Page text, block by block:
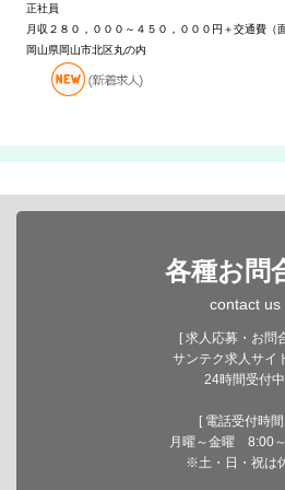
正社員
月収２８０，０００～４５０，０００円＋交通費（
岡山県岡山市北区丸の内
各種お問
contact us
[ 求人応募・お問
サンテク求人サイ
24時間受付中
[ 電話受付時
月曜～金曜 8:00
※土・日・祝は